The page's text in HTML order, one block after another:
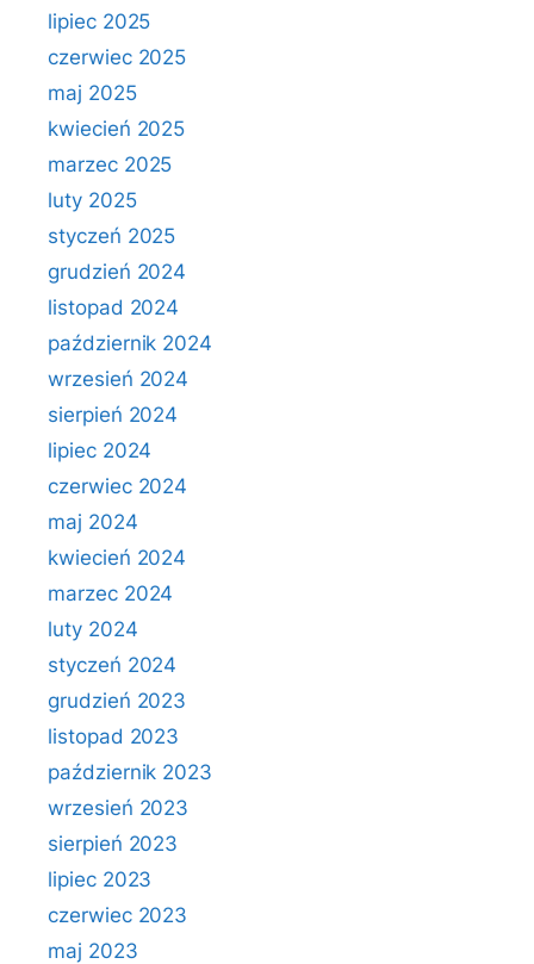
lipiec 2025
czerwiec 2025
maj 2025
kwiecień 2025
marzec 2025
luty 2025
styczeń 2025
grudzień 2024
listopad 2024
październik 2024
wrzesień 2024
sierpień 2024
lipiec 2024
czerwiec 2024
maj 2024
kwiecień 2024
marzec 2024
luty 2024
styczeń 2024
grudzień 2023
listopad 2023
październik 2023
wrzesień 2023
sierpień 2023
lipiec 2023
czerwiec 2023
maj 2023